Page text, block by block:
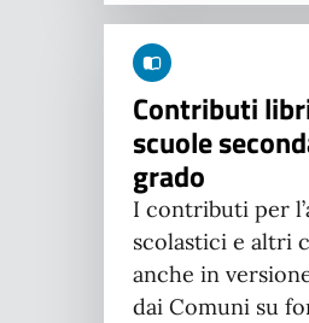
Contributi
scuole
grado
I contributi per
scolastici e altri
anche in
dai Comuni su